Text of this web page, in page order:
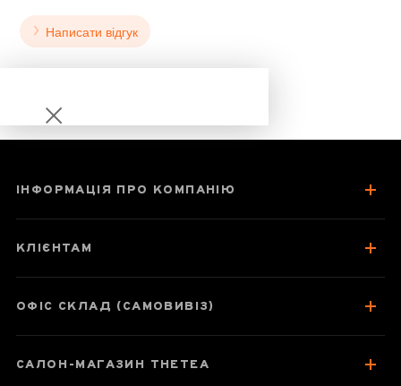
Написати відгук
Паспорт товару
Відгуки чаєманів
ІНФОРМАЦІЯ ПРО КОМПАНІЮ
КЛІЄНТАМ
ОФІС СКЛАД (САМОВИВІЗ)
САЛОН-МАГАЗИН THETEA